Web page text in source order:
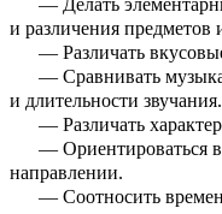
— Делать
и различения предметов
— Различать вкусовые
— Сравнивать
и длительности звучания.
— Различать
— Ориентироваться в
направлении.
— Соотносить времена